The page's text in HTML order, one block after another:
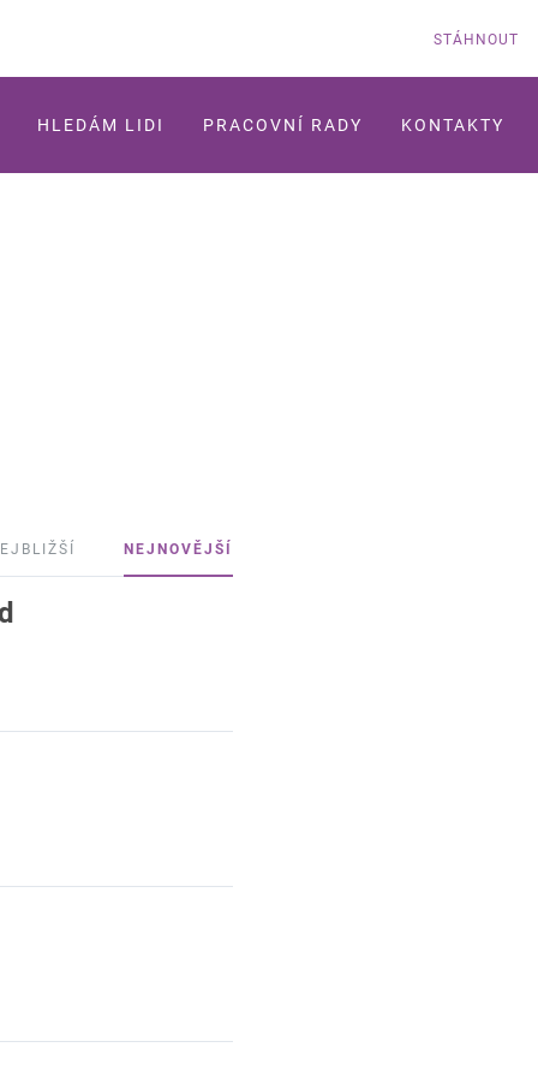
STÁHNOUT
HLEDÁM LIDI PRACOVNÍ RADY KONTAKTY
NEJNOVĚJŠÍ